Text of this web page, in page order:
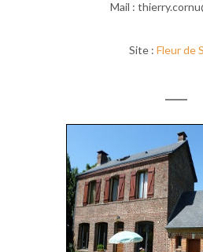
Mail :
Site : Fleur de